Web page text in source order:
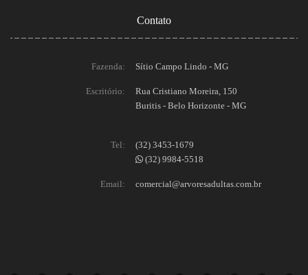
Contato
Fazenda: Sítio Campo Lindo - MG
Escritório:
Rua Cristiano Moreira, 150
Buritis - Belo Horizonte - MG
Tel:
(32) 3453-1679
(32) 9984-5518
Email: comercial@arvoresadultas.com.br